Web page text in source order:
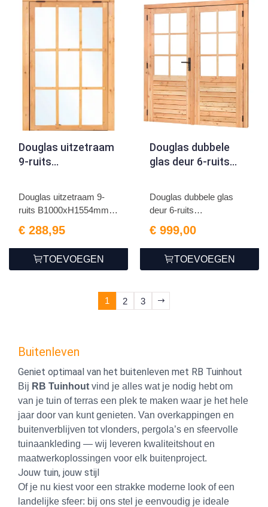
Douglas uitzetraam
9-ruits
Douglas uitzetraam 9-
ruits B1000xH1554mm
€ 288,95
TOEVOEGEN
Douglas dubbele
glas deur 6-ruits
linksdraaiend
Douglas dubbele glas
deur 6-ruits
€ 999,00
TOEVOEGEN
1 2 3
Buitenleven
Geniet optimaal van het buitenleven met RB Tuinhout
Bij RB Tuinhout vind je alles wat je nodig hebt om
van je tuin of terras een plek te maken waar je het hele
jaar door van kunt genieten. Van overkappingen en
buitenverblijven tot vlonders, pergola’s en sfeervolle
tuinaankleding — wij leveren kwaliteitshout en
maatwerkoplossingen voor elk buitenproject.
Jouw tuin, jouw stijl
Of je nu kiest voor een strakke moderne look of een
landelijke sfeer: bij ons stel je eenvoudig je ideale